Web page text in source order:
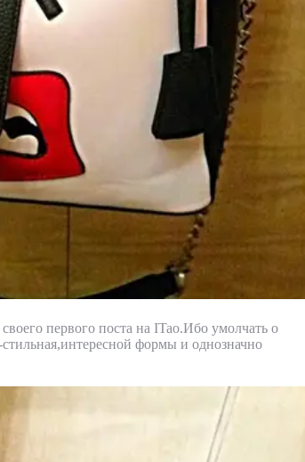
первого поста на ITao.Ибо умолчать о
формы и однозначно